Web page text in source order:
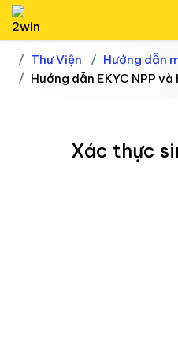
Thư Viện
Hướng dẫn
Hướng dẫn EKYC NPP và
Xác thực